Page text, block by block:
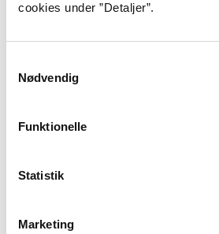
cookies under ”Detaljer”.
Nødvendig
Funktionelle
Statistik
Marketing
Opdater
Baggrund
“Ligesom
arbejde at give liv og